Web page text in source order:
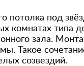
потолка под
комнатах типа
зала.
Такое
созвездий.